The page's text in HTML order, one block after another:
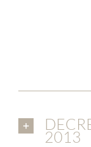
2013